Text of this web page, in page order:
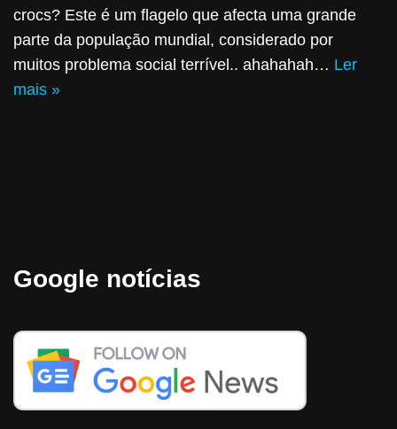
crocs? Este é um flagelo que afecta uma grande
parte da população mundial, considerado por
muitos problema social terrível.. ahahahah… Ler
mais »
Google notícias